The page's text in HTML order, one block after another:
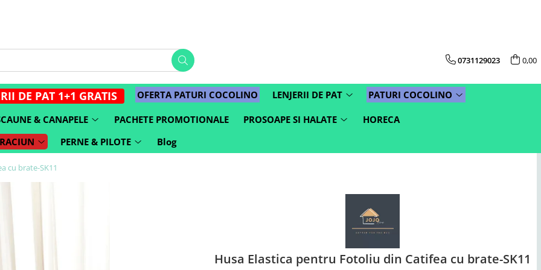
0731129023 0,00
DE PAT 1+1 GRATIS OFERTA PATURI COCOLINO LENJERII DE PAT PATURI COCOLINO
& CANAPELE PACHETE PROMOTIONALE PROSOAPE SI HALATE
HORECA
PERNE & PILOTE Blog
cu brate-SK11
Husa Elastica pentru Fotoliu din Catifea cu brate-SK11